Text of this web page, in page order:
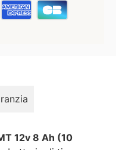
12v 8 Ah (10